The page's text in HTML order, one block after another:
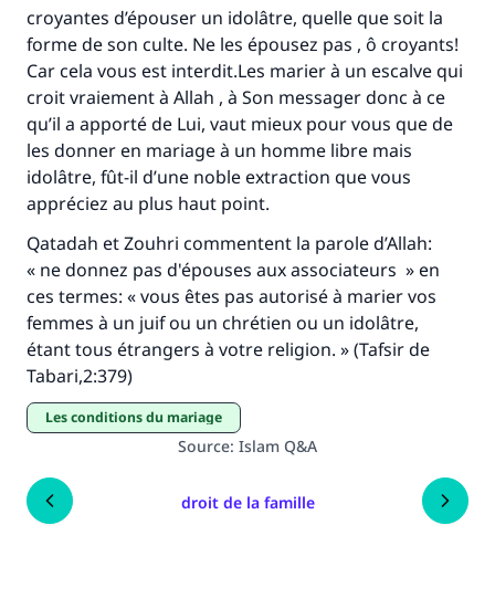
croyantes d’épouser un idolâtre, quelle que soit la
forme de son culte. Ne les épousez pas , ô croyants!
Car cela vous est interdit.Les marier à un escalve qui
croit vraiement à Allah , à Son messager donc à ce
qu’il a apporté de Lui, vaut mieux pour vous que de
les donner en mariage à un homme libre mais
idolâtre, fût-il d’une noble extraction que vous
appréciez au plus haut point.
Qatadah et Zouhri commentent la parole d’Allah:
« ne donnez pas d'épouses aux associateurs » en
ces termes: « vous êtes pas autorisé à marier vos
femmes à un juif ou un chrétien ou un idolâtre,
étant tous étrangers à votre religion. » (Tafsir de
Tabari,2:379)
Les conditions du mariage
Source: Islam Q&A
droit de la famille